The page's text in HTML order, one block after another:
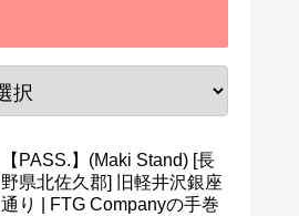
【PASS.】(Maki Stand) [長
野県北佐久郡] 旧軽井沢銀座
通り | FTG Companyの手巻